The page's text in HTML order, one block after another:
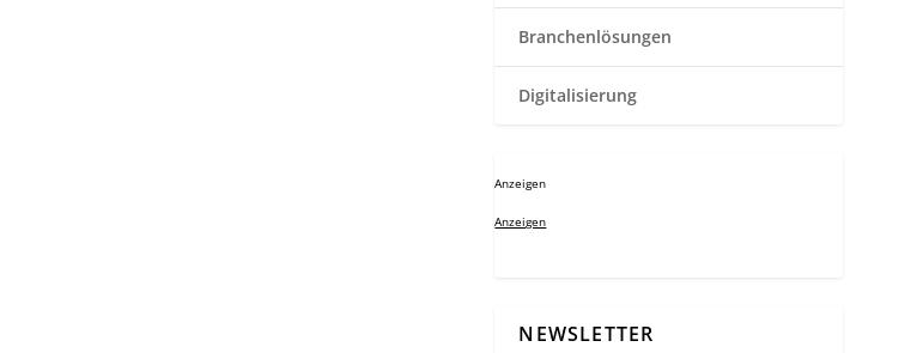
Branchenlösungen
Digitalisierung
Anzeigen
Anzeigen
NEWSLETTER